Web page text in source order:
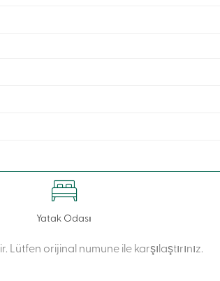
Yatak Odası
orijinal numune ile karşılaştırınız.